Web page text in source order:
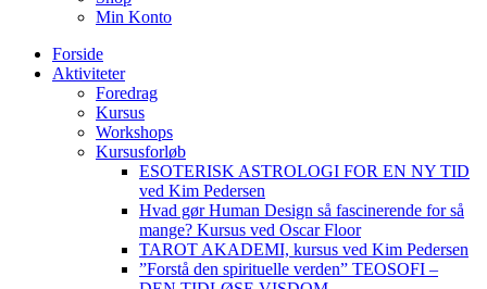
Min Konto
Forside
Aktiviteter
Foredrag
Kursus
Workshops
Kursusforløb
ESOTERISK ASTROLOGI FOR EN NY TID
ved Kim Pedersen
Hvad gør Human Design så fascinerende for så
mange? Kursus ved Oscar Floor
TAROT AKADEMI, kursus ved Kim Pedersen
”Forstå den spirituelle verden” TEOSOFI –